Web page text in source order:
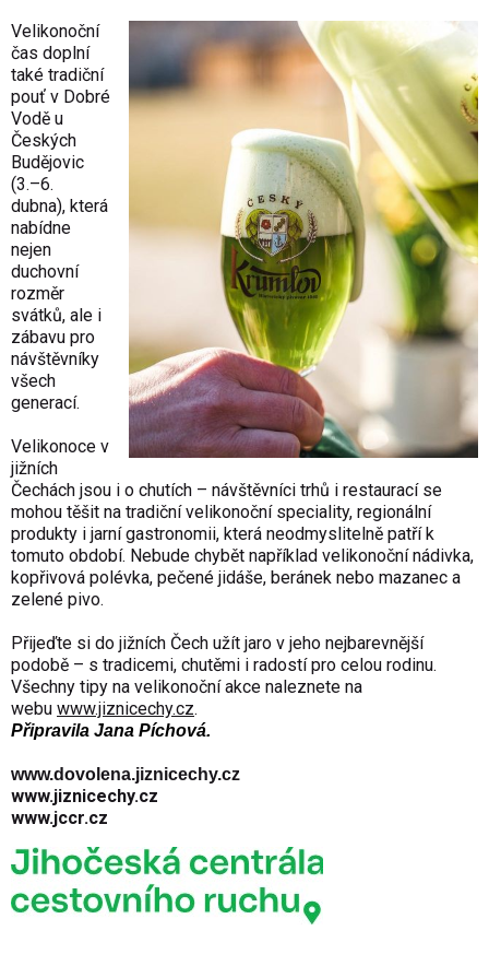
Velikonoční
čas doplní
také tradiční
pouť v Dobré
Vodě u
Českých
Budějovic
(3.–6.
dubna), která
nabídne
nejen
duchovní
rozměr
svátků, ale i
zábavu pro
návštěvníky
všech
generací.
Velikonoce v
jižních
Čechách jsou i o chutích – návštěvníci trhů i restaurací se
mohou těšit na tradiční velikonoční speciality, regionální
produkty i jarní gastronomii, která neodmyslitelně patří k
tomuto období. Nebude chybět například velikonoční nádivka,
kopřivová polévka, pečené jidáše, beránek nebo mazanec a
zelené pivo.
Přijeďte si do jižních Čech užít jaro v jeho nejbarevnější
podobě – s tradicemi, chutěmi i radostí pro celou rodinu.
Všechny tipy na velikonoční akce naleznete na
webu www.jiznicechy.cz.
Připravila Jana Píchová.
www.dovolena.jiznicechy.cz
www.jiznicechy.cz
www.jccr.cz